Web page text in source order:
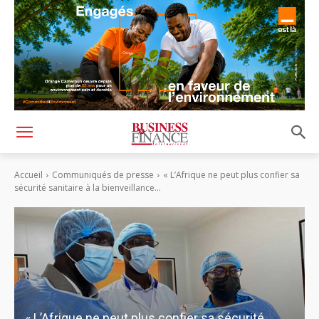
Accueil Communiqués de presse
« L’Afrique ne peut plus confier sa
sécurité sanitaire à la bienveillance...